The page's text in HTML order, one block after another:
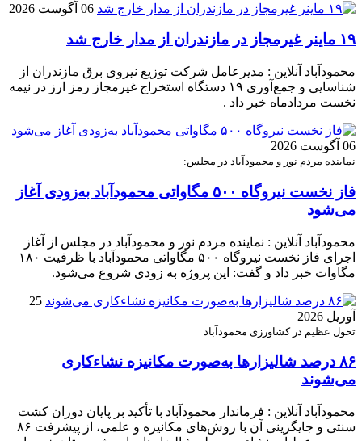
06 آگوست 2026
۱۹ ماینر غیرمجاز در مازندران از مدار خارج شد
محمودآباد آنلاین : مدیرعامل شرکت توزیع نیروی برق مازندران از
شناسایی و جمع‌آوری ۱۹ دستگاه استخراج غیرمجاز رمز ارز در نیمه
نخست مردادماه خبر داد .
06 آگوست 2026
نماینده مردم نور و محمودآباد در مجلس:
فاز نخست نیروگاه ۵۰۰ مگاواتی محمودآباد به‌زودی آغاز
می‌شود
محمودآباد آنلاین : نماینده مردم نور و محمودآباد در مجلس از آغاز
اجرای فاز نخست نیروگاه ۵۰۰ مگاواتی محمودآباد با ظرفیت ۱۸۰
مگاوات خبر داد و گفت: این پروژه به زودی شروع می‌شود.
25
آوریل 2026
تحول عظیم در کشاورزی محمودآباد
۸۶ درصد شالیزارها به‌صورت مکانیزه نشاءکاری
می‌شوند
محمودآباد آنلاین : فرماندار محمودآباد با تأکید بر پایان دوران کشت
سنتی و جایگزینی آن با روش‌های مکانیزه و علمی، از پیشرفت ۸۶